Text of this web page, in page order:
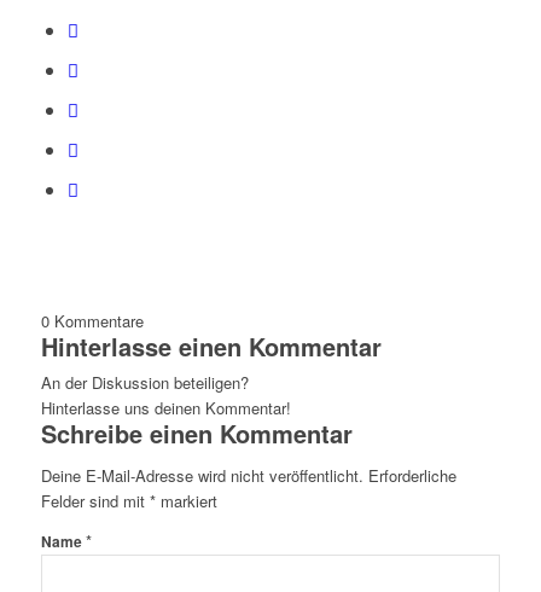
0 Kommentare
Hinterlasse einen Kommentar
An der Diskussion beteiligen?
Hinterlasse uns deinen Kommentar!
Schreibe einen Kommentar
Deine E-Mail-Adresse wird nicht veröffentlicht. Erforderliche
Felder sind mit *markiert
Name*